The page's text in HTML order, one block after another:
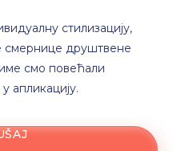
стилизацију,
смернице друштвене
смо повећали
апликацију.